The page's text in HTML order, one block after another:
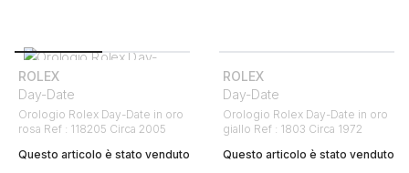
ROLEX
Day-Date
Orologio Rolex Day-Date in oro
rosa Ref : 118205 Circa 2005
Questo articolo è stato venduto
ROLEX
Day-Date
Orologio Rolex Day-Date in oro
giallo Ref : 1803 Circa 1972
Questo articolo è stato venduto